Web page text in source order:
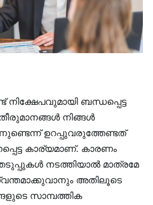
ബന്ധപ്പെട്ട
തീരുമാനങ്ങൾ നിങ്ങൾ
ഉറപ്പുവരുത്തേണ്ടത്
കാര്യമാണ്. കാരണം
നടത്തിയാൽ മാത്രമേ
സ്വന്തമാക്കുവാനും അതിലൂടെ
സാമ്പത്തിക